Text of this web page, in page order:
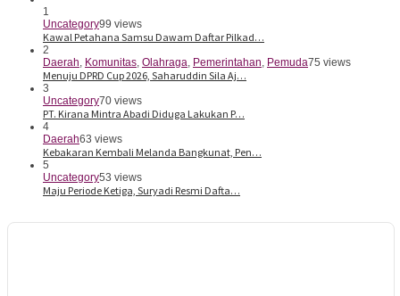
1
Uncategory99 views
Kawal Petahana Samsu Dawam Daftar Pilkad…
2
Daerah, Komunitas, Olahraga, Pemerintahan, Pemuda75 views
Menuju DPRD Cup 2026, Saharuddin Sila Aj…
3
Uncategory70 views
PT. Kirana Mintra Abadi Diduga Lakukan P…
4
Daerah63 views
Kebakaran Kembali Melanda Bangkunat, Pen…
5
Uncategory53 views
Maju Periode Ketiga, Suryadi Resmi Dafta…